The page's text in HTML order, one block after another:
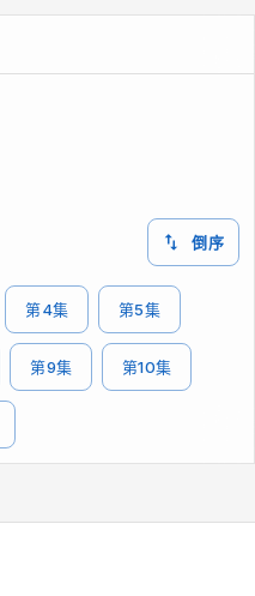
倒序
第4集 第5集
第9集 第10集